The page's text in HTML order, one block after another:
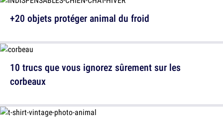
+20 objets protéger animal du froid
10 trucs que vous ignorez sûrement sur les
corbeaux